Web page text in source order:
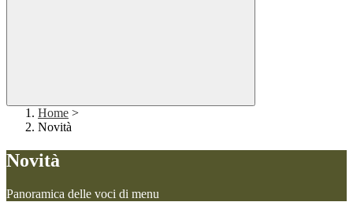
Home >
Novità
Novità
Panoramica delle voci di menu